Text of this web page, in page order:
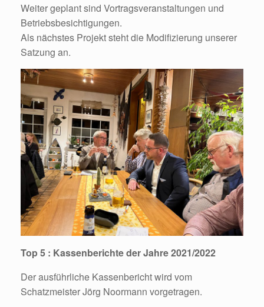
Weiter geplant sind Vortragsveranstaltungen und
Betriebsbesichtigungen.
Als nächstes Projekt steht die Modifizierung unserer
Satzung an.
Top 5 : Kassenberichte der Jahre 2021/2022
Der ausführliche Kassenbericht wird vom
Schatzmeister Jörg Noormann vorgetragen.